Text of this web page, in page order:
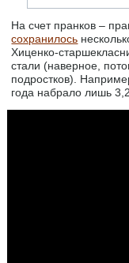
На счет пранков –
сохранилось
Хиценко-
стали (наверное,
подростков).
года набрало лишь